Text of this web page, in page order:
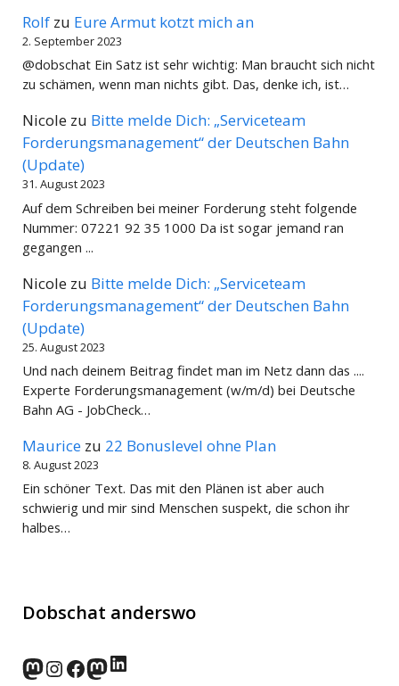
Rolf zu Eure Armut kotzt mich an
2. September 2023
@dobschat Ein Satz ist sehr wichtig: Man braucht sich nicht
zu schämen, wenn man nichts gibt. Das, denke ich, ist…
Nicole zu Bitte melde Dich: „Serviceteam
Forderungsmanagement“ der Deutschen Bahn
(Update)
31. August 2023
Auf dem Schreiben bei meiner Forderung steht folgende
Nummer: 07221 92 35 1000 Da ist sogar jemand ran
gegangen ...
Nicole zu Bitte melde Dich: „Serviceteam
Forderungsmanagement“ der Deutschen Bahn
(Update)
25. August 2023
Und nach deinem Beitrag findet man im Netz dann das ....
Experte Forderungsmanagement (w/m/d) bei Deutsche
Bahn AG - JobCheck…
Maurice zu 22 Bonuslevel ohne Plan
8. August 2023
Ein schöner Text. Das mit den Plänen ist aber auch
schwierig und mir sind Menschen suspekt, die schon ihr
halbes…
Dobschat anderswo
norden.social
Instagram
Facebook
wp-punks.social
LinkedIn